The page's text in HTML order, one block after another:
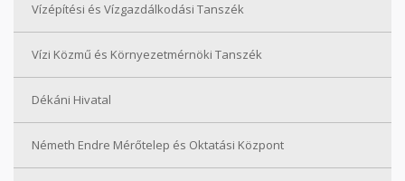
Vízépítési és Vízgazdálkodási Tanszék
Vízi Közmű és Környezetmérnöki Tanszék
Dékáni Hivatal
Németh Endre Mérőtelep és Oktatási Központ